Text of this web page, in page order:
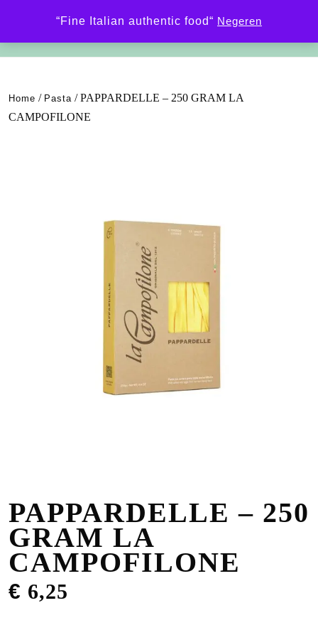
Home / Pasta / PAPPARDELLE – 250 GRAM LA
CAMPOFILONE
PAPPARDELLE – 250
GRAM LA
CAMPOFILONE
€ 6,25
“Fine Italian authentic food“ Negeren